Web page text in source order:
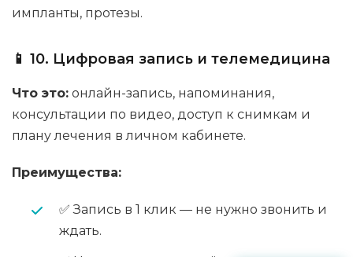
импланты, протезы.
📱 10. Цифровая запись и телемедицина
Что это: онлайн-запись, напоминания,
консультации по видео, доступ к снимкам и
плану лечения в личном кабинете.
Преимущества:
✅ Запись в 1 клик — не нужно звонить и
ждать.